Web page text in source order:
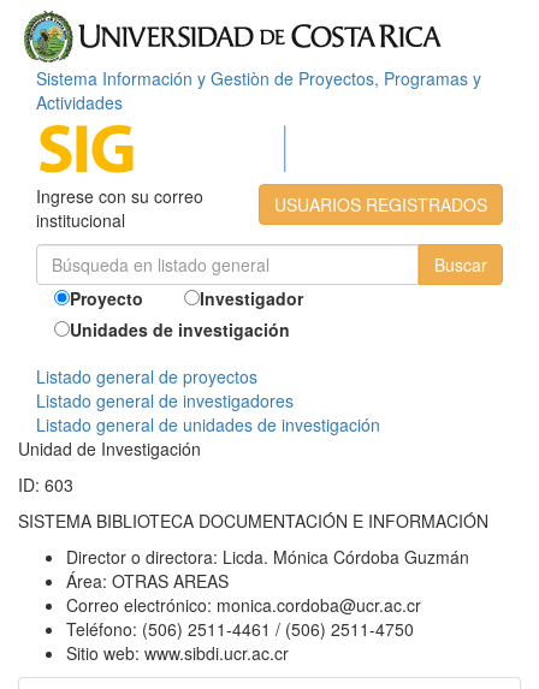
Sistema Información y Gestiòn de Proyectos, Programas y
Actividades
USUARIOS REGISTRADOS
Ingrese con su correo
institucional
Proyecto
Investigador
Unidades de investigación
Listado general de proyectos
Listado general de investigadores
Listado general de unidades de investigación
Unidad de Investigación
ID: 603
SISTEMA BIBLIOTECA DOCUMENTACIÓN E INFORMACIÓN
Director o directora: Licda. Mónica Córdoba Guzmán
Área: OTRAS AREAS
Correo electrónico: monica.cordoba@ucr.ac.cr
Teléfono: (506) 2511-4461 / (506) 2511-4750
Sitio web: www.sibdi.ucr.ac.cr